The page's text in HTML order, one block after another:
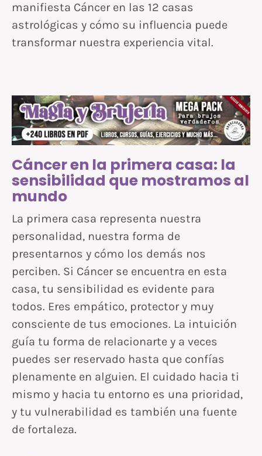
manifiesta Cáncer en las 12 casas
astrológicas y cómo su influencia puede
transformar nuestra experiencia vital.
Cáncer en la primera casa: la
sensibilidad que mostramos al
mundo
La primera casa representa nuestra
personalidad, nuestra forma de
presentarnos y cómo los demás nos
perciben. Si Cáncer se encuentra en esta
casa, tu sensibilidad es evidente para
todos. Eres empático, protector y muy
consciente de tus emociones. La intuición
guía tu forma de relacionarte y a veces
puedes ser reservado hasta que confías
plenamente en alguien. El cuidado hacia ti
mismo y hacia tu entorno es una prioridad,
y tu vulnerabilidad es también una fuente
de fortaleza.